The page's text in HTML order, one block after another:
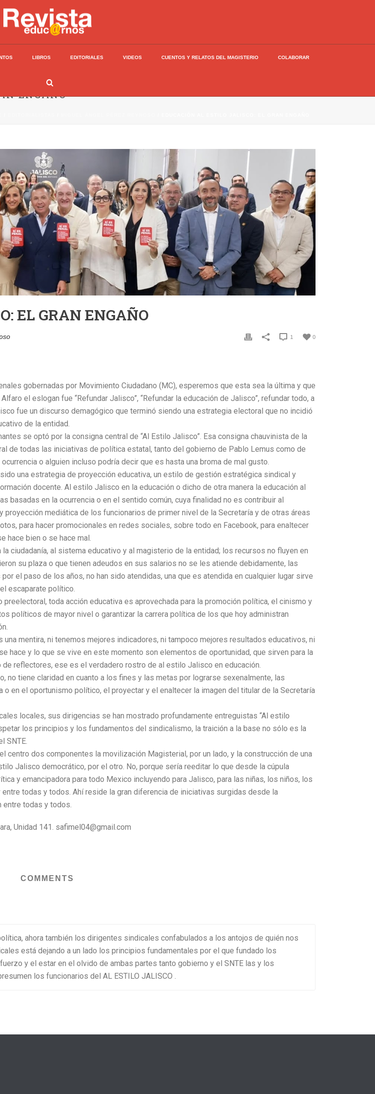
LIBROS EDITORIALES VIDEOS CUENTOS Y RELATOS DEL MAGISTERIO COLABORAR
ENGAÑO
EL GRAN ENGAÑO
0
1
gobernadas por Movimiento Ciudadano (MC), esperemos que esta sea la última y que
el eslogan fue “Refundar Jalisco”, “Refundar la educación de Jalisco”, refundar todo, a
fue un discurso demagógico que terminó siendo una estrategia electoral que no incidió
de la entidad.
se optó por la consigna central de “Al Estilo Jalisco”. Esa consigna chauvinista de la
de todas las iniciativas de política estatal, tanto del gobierno de Pablo Lemus como de
o alguien incluso podría decir que es hasta una broma de mal gusto.
una estrategia de proyección educativa, un estilo de gestión estratégica sindical y
docente. Al estilo Jalisco en la educación o dicho de otra manera la educación al
basadas en la ocurrencia o en el sentido común, cuya finalidad no es contribuir al
mediática de los funcionarios de primer nivel de la Secretaría y de otras áreas
para hacer promocionales en redes sociales, sobre todo en Facebook, para enaltecer
hace bien o se hace mal.
ciudadanía, al sistema educativo y al magisterio de la entidad; los recursos no fluyen en
su plaza o que tienen adeudos en sus salarios no se les atiende debidamente, las
el paso de los años, no han sido atendidas, una que es atendida en cualquier lugar sirve
escaparate político.
toda acción educativa es aprovechada para la promoción política, el cinismo y
políticos de mayor nivel o garantizar la carrera política de los que hoy administran
mentira, ni tenemos mejores indicadores, ni tampoco mejores resultados educativos, ni
hace y lo que se vive en este momento son elementos de oportunidad, que sirven para la
reflectores, ese es el verdadero rostro de al estilo Jalisco en educación.
no tiene claridad en cuanto a los fines y las metas por lograrse sexenalmente, las
en el oportunismo político, el proyectar y el enaltecer la imagen del titular de la Secretaría
locales, sus dirigencias se han mostrado profundamente entreguistas “Al estilo
los principios y los fundamentos del sindicalismo, la traición a la base no sólo es la
SNTE.
centro dos componentes la movilización Magisterial, por un lado, y la construcción de una
Jalisco democrático, por el otro. No, porque sería reeditar lo que desde la cúpula
y emancipadora para todo Mexico incluyendo para Jalisco, para las niñas, los niños, los
todas y todos. Ahí reside la gran diferencia de iniciativas surgidas desde la
entre todas y todos.
Unidad 141. safimel04@gmail.com
COMMENTS
ahora también los dirigentes sindicales confabulados a los antojos de quién nos
está dejando a un lado los principios fundamentales por el que fundado los
y el estar en el olvido de ambas partes tanto gobierno y el SNTE las y los
los funcionarios del AL ESTILO JALISCO .